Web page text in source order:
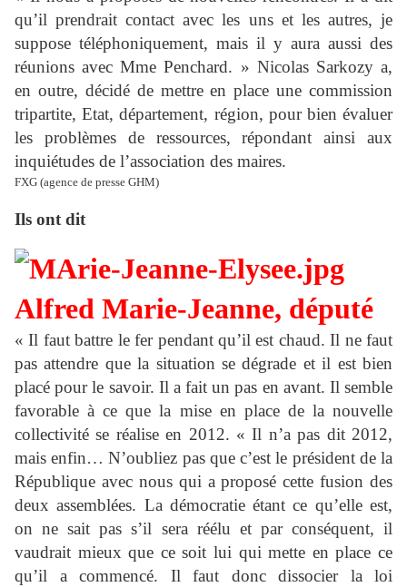
qu’il prendrait contact avec les uns et les autres, je
suppose téléphoniquement, mais il y aura aussi des
réunions avec Mme Penchard. » Nicolas Sarkozy a,
en outre, décidé de mettre en place une commission
tripartite, Etat, département, région, pour bien évaluer
les problèmes de ressources, répondant ainsi aux
inquiétudes de l’association des maires.
FXG (agence de presse GHM)
Ils ont dit
Alfred Marie-Jeanne, député
« Il faut battre le fer pendant qu’il est chaud. Il ne faut
pas attendre que la situation se dégrade et il est bien
placé pour le savoir. Il a fait un pas en avant. Il semble
favorable à ce que la mise en place de la nouvelle
collectivité se réalise en 2012. « Il n’a pas dit 2012,
mais enfin… N’oubliez pas que c’est le président de la
République avec nous qui a proposé cette fusion des
deux assemblées. La démocratie étant ce qu’elle est,
on ne sait pas s’il sera réélu et par conséquent, il
vaudrait mieux que ce soit lui qui mette en place ce
qu’il a commencé. Il faut donc dissocier la loi